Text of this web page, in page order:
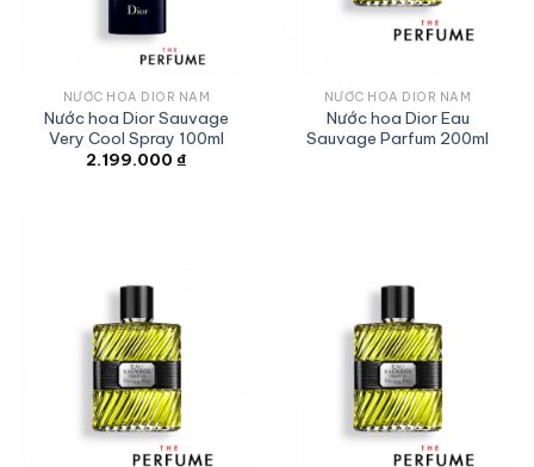
NƯỚC HOA DIOR NAM
Nước hoa Dior Sauvage
Very Cool Spray 100ml
2.199.000 ₫
NƯỚC HOA DIOR NAM
Nước hoa Dior Eau
Sauvage Parfum 200ml